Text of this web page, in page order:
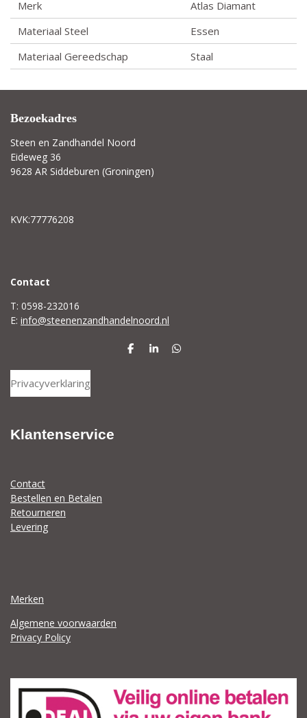
Merk
Atlas Diamant
Materiaal Steel
Essen
Materiaal Gereedschap
Staal
Bezoekadres
Steen en Zandhandel Noord
Eideweg 36
9628 AR Siddeburen (Groningen)
KVK:77776208
Contact
T: 0598-232016
E: info@steenenzandhandelnoord.nl
D
S
D
Privacyverklaring
Klantenservice
Contact
Bestellen en Betalen
Retourneren
Levering
Merken
Algemene voorwaarden
Privacy Policy